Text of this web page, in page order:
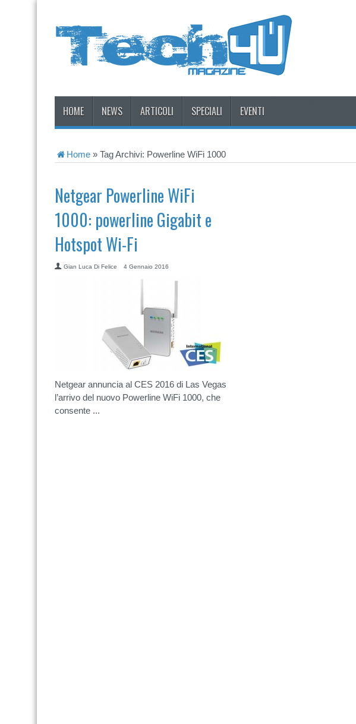
HOME NEWS ARTICOLI SPECIALI EVENTI
Home » Tag Archivi: Powerline WiFi 1000
Netgear Powerline WiFi
1000: powerline Gigabit e
Hotspot Wi-Fi
Gian Luca Di Felice 4 Gennaio 2016
Netgear annuncia al CES 2016 di Las Vegas
l’arrivo del nuovo Powerline WiFi 1000, che
consente ...